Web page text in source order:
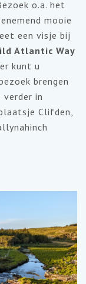
o.a. het
mooie
een visje bij
Atlantic Way
kunt u
brengen
verder in
Clifden,